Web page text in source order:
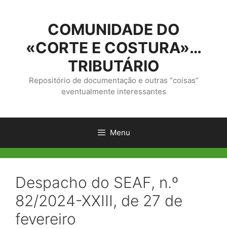
conteúdo
COMUNIDADE DO
«CORTE E COSTURA»…
TRIBUTÁRIO
Repositório de documentação e outras “coisas”
eventualmente interessantes
Menu
Despacho do SEAF, n.º
82/2024-XXIII, de 27 de
fevereiro